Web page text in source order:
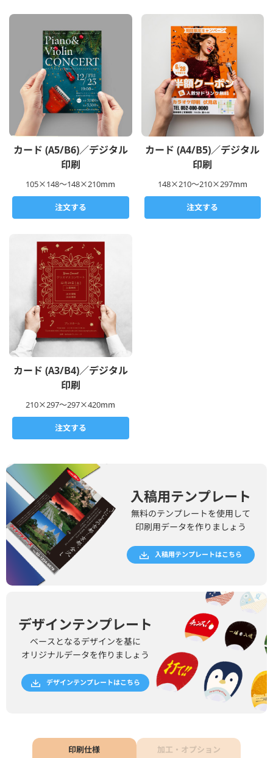
カード (A5/B6)／デジタル
印刷
105×148～148×210mm
注文する
カード (A4/B5)／デジタル
印刷
148×210～210×297mm
注文する
カード (A3/B4)／デジタル
印刷
210×297～297×420mm
注文する
入稿用テンプレート
無料のテンプレートを使用して
印刷用データを作りましょう
入稿用テンプレートはこちら
デザインテンプレート
ベースとなるデザインを基に
オリジナルデータを作りましょう
デザインテンプレートはこちら
印刷仕様 加工・オプション